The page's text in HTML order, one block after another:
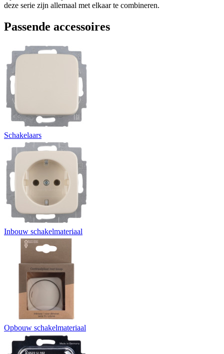
deze serie zijn allemaal met elkaar te combineren.
Passende accessoires
Schakelaars
Inbouw schakelmateriaal
Opbouw schakelmateriaal